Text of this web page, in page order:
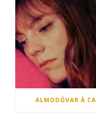
ALMODÓVAR À